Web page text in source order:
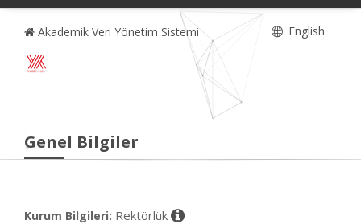
Akademik Veri Yönetim Sistemi English
Genel Bilgiler
Kurum Bilgileri: Rektörlük